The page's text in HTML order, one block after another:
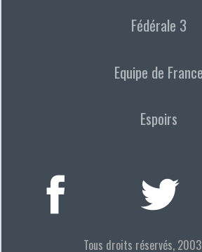
Fédérale 3
Equipe de France
Espoirs
Tous droits réservés,